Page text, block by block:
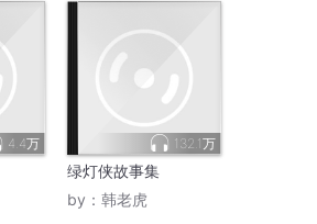
4.4万 132.1万
绿灯侠故事集
by： 韩老虎